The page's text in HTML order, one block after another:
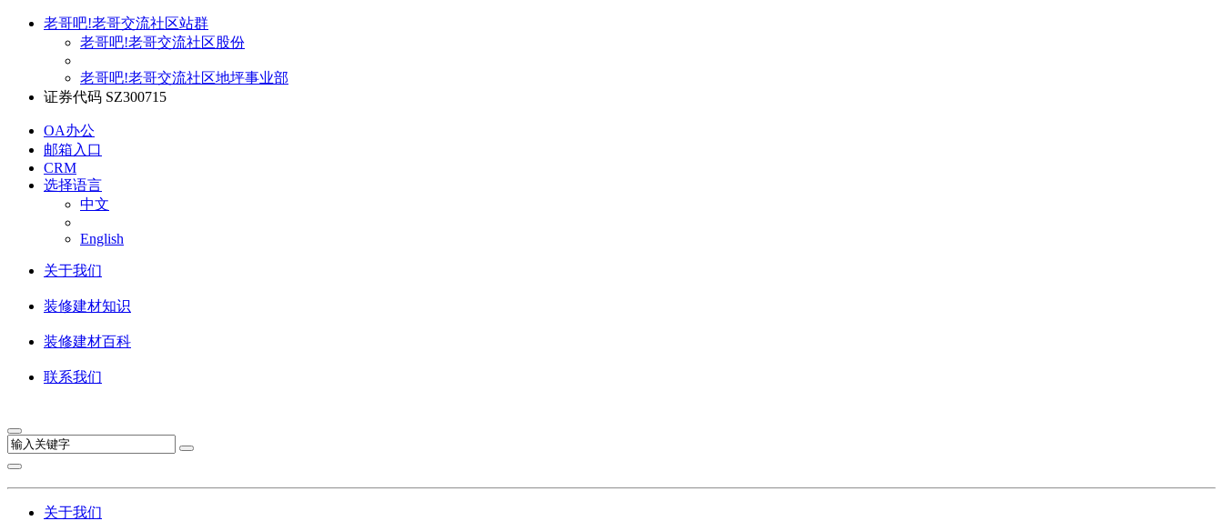
老哥吧!老哥交流社区站群
老哥吧!老哥交流社区股份
老哥吧!老哥交流社区地坪事业部
证券代码 SZ300715
OA办公
邮箱入口
CRM
选择语言
中文
English
关于我们
装修建材知识
装修建材百科
联系我们
关于我们